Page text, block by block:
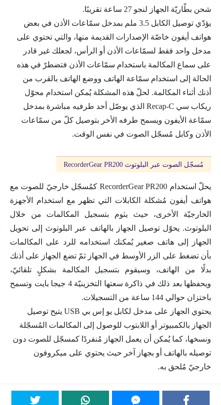
شحن بطّاريّة الجهاز لنجو 27 ساعة تقريبًا.
يؤدّي توصيل الكابل 3.5 ملم بمدخل سمّاعات الأذن في بعض
هواتف أيفون خاصّة الإصدارات القديمة منها، والتي تحتوي على
مدخل واحد فقط لسمّاعات الأذن أو الرأس، لجعلك غير قادر
على سماع المكالمة باستخدام سمّاعات الأذن فتضطرّ في هذه
الحالة إلى استخدام سمّاعة الهاتف ووضع الهاتف بالقرب من
أذنك أثناء المكالمة. لحلّ هذه المشكلة يُمكن استخدام محوّل
ريكاب سي Recap-C الذي يوصّل أحد طرفيه مباشرة بمدخل
سمّاعة الأيفون ويسمح طرفه الأخر بتوصيل كلّ من سمّاعات
الأذن وكابل مُسجّل الصوت في نفس الوقت.
مُسجّل الصوت عبر البلوتوث RecorderGear PR200
يحلّ استخدام RecorderGear PR200 كمُسجّل خارجيّ للصوت مع
هواتف أيفون مُشكلة الكابلات التي تظهر مع استخدام الأجهزة
الخارجيّة الأخرى، حيث يثوم بتسجيل المكالمات من خلال
البلوتوث. يحوّل توصيل الجهاز بالهاتف عبر البلوتوث إلى تحويل
الجهاز إلى هاتف صغير يُمكنك استخدامه للرد على المكالمات
بأن تضغط على الزر الأوسط في الجهاز ثمّ تضع الجهاز على أذنك
بدلًا من الهاتف، وسيقوم بتسجيل المكالمة بشكلٍ تلقائيّ،
ويحفظها بعد ذلك في ذاكرة سعتها التخزينيّة 4 جيجا بايت وتسمح
باختزان حوالي 144 ساعة من التسجيلات.
يحتوي الجهاز على مدخل لكابل يو إس بي USB يتيح توصيل
الجهاز بالكمبيوتر أو اللابتوب للوصول إلى المكالمات المُسجّلة
ونسخها، كما يُمكن أن يعمل الجهاز مُنفردًا كمسجّل للصوت دون
توصيله بالهاتف أو بجهاز آخر حيث يحتوي على ميكروفون
خارجيّ مُلحق به.